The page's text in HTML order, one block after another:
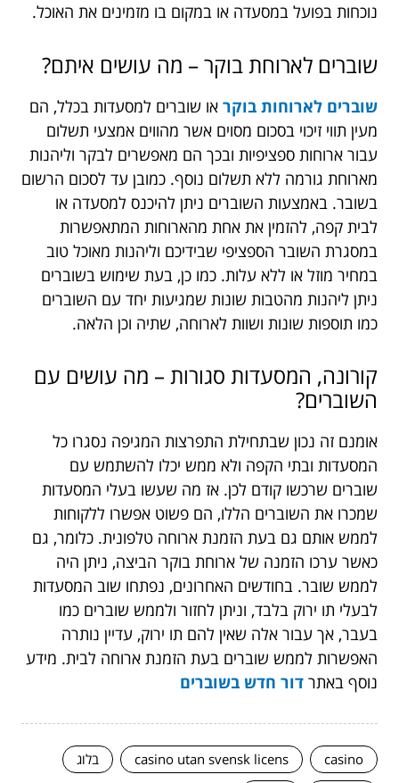
נוכחות בפועל במסעדה או במקום בו מזמינים את האוכל.
שוברים לארוחת בוקר – מה עושים איתם?
שוברים לארוחות בוקר או שוברים למסעדות בכלל, הם
מעין תווי זיכוי בסכום מסוים אשר מהווים אמצעי תשלום
עבור ארוחות ספציפיות ובכך הם מאפשרים לבקר וליהנות
מארוחת גורמה ללא תשלום נוסף. כמובן עד לסכום הרשום
בשובר. באמצעות השוברים ניתן להיכנס למסעדה או
לבית קפה, להזמין את אחת מהארוחות המתאפשרות
במסגרת השובר הספציפי שבידיכם וליהנות מאוכל טוב
במחיר מוזל או ללא עלות. כמו כן, בעת שימוש בשוברים
ניתן ליהנות מהטבות שונות שמגיעות יחד עם השוברים
כמו תוספות שונות ושוות לארוחה, שתיה וכן הלאה.
קורונה, המסעדות סגורות – מה עושים עם
השוברים?
אומנם זה נכון שבתחילת התפרצות המגיפה נסגרו כל
המסעדות ובתי הקפה ולא ממש יכלו להשתמש עם
שוברים שרכשו קודם לכן. אז מה שעשו בעלי המסעדות
שמכרו את השוברים הללו, הם פשוט אפשרו ללקוחות
לממש אותם גם בעת הזמנת ארוחה טלפונית. כלומר, גם
כאשר ערכו הזמנה של ארוחת בוקר הביצה, ניתן היה
לממש שובר. בחודשים האחרונים, נפתחו שוב המסעדות
לבעלי תו ירוק בלבד, וניתן לחזור ולממש שוברים כמו
בעבר, אך עבור אלה שאין להם תו ירוק, עדיין נותרה
האפשרות לממש שוברים בעת הזמנת ארוחה לבית. מידע
נוסף באתר דור חדש בשוברים
casino
casino utan svensk licens
בלוג